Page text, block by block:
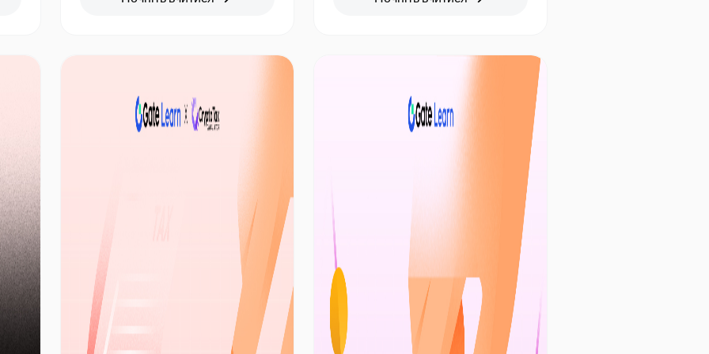
стратегій, допомагаючи
нестабільних ринках за допомогою
пристосовуючись до ринку
криптовалют в будь-яку погоду.
збереження капіталу, мінімальними
Simple Earn нагадує банківський
криптовалют. Підписатися на продукт
просто, а період нарахування